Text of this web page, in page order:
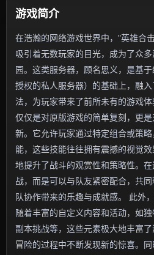
游戏简介
在浩瀚的网络游戏世界中，"英雄合
吸引着无数玩家的目光，成为了众
园。这类服务器，顾名思义，是基
授权的私人服务器）的基础上，融入
法，为玩家带来了前所未有的游戏
仅仅是对原版游戏的简单复刻，更
新。它允许玩家通过特定组合或策
能，这些技能往往拥有震撼的视觉
地提升了战斗的观赏性和策略性。
战，而是可以与队友紧密配合，共
队协作带来的乐趣与成就感。 此外
随着丰富的自定义内容和活动，如独
副本挑战等，这些元素极大地丰富
冒险的过程中不断发现新的惊喜。